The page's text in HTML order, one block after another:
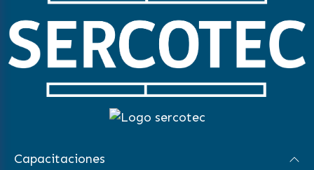
Capacitaciones